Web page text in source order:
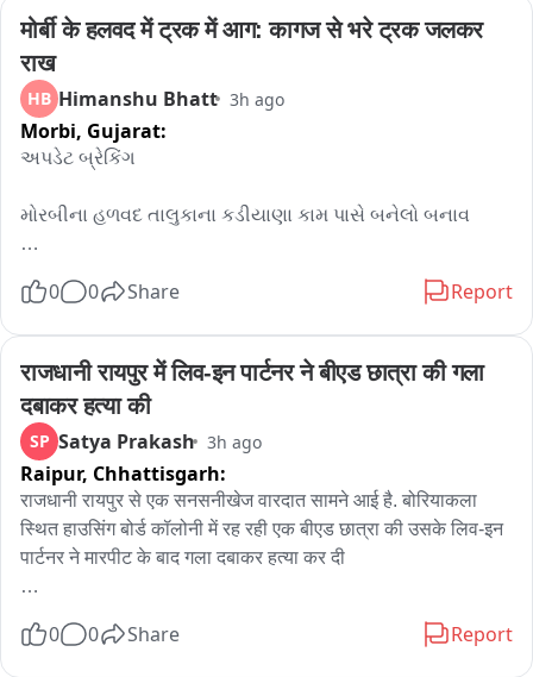
खाद्य सुरक्षा कानून का गंभीर हनन माना गया है。
एफडीए ने सभी उत्पादकों, प्रोसेसिंग इकाइयों, थोक एवं खुदरा विक्रेताओं,
परिवहनकर्ताओं, गोदाम संचालकों, वितरकों, होटल, रेस्तरां, कैटरर्स, क्लाउड
किचन तथा अन्य फूड बिजनेस ऑपरेटर्स को इस आदेश का पालन करने के
निर्देश दिए हैं। राज्यभर में विशेष जांच अभियान चलाया जाएगा और
आवश्यकता पड़ने पर उत्पाद जब्त कर नष्ट किए जाएंगे।
आदेश का उल्लंघन करने वालों के खिलाफ खाद्य सुरक्षा एवं मानक अधिनियम,
2006 के तहत माल जब्त करने, उत्पाद नष्ट करने, आर्थिक दंड, लाइसेंस
खाद्य सुरक्षा आयुक्त तुकाराम मुंडे ने कहा कि महाराष्ट्र के प्रत्येक नागरिक
मुनाफाखोरी करने वालों को किसी भी कीमत पर बख्शा नहीं जाएगा। वहीं
ईमानदार उद्योगों को संरक्षण देते हुए मिलावटी और असुरक्षित खाद्य पदार्थों के
खिलाफ जीरो टॉलरेंस की नीति अपनाई जाएगी। सुरक्षित भोजन सुनिश्चित
करना केवल कानून लागू करना नहीं, बल्कि समाज के प्रति सरकार की
नैतिक और संवैधानिक जिम्मेदारी भी है।
मोर्बी के हलवद में ट्रक में आग: कागज से भरे ट्रक जलकर
राख
HB Himanshu Bhatt 3h ago
Morbi, Gujarat:
અપડેટ બ્રેકિંગ
મોરબીના હળવદ તાલુકાના કડીયાણા કામ પાસે બનેલો બનાવ
કાબુમાં આવી નથી
પેપરનો જથ્થો ભરીને જતા 트્રકમાં લાગી હતી વહેલી સવારે
આગ
સવારે સાડા સાત વાગ્યાથી આગ ને કાબુમાં લેવા માટે બે ફાયર
ફાયરટર કરી રહ્યા છીંયા પાણીનો મારો
હજુ પણ ટ્રકમાં લાગેલી આગ સો ટકા કાબુમાં આવી નથી, પાણીનો
મારો ચાલુ
સંપૂર્ણ બળીને ખાખ
0 0 Share Report
राजधानी रायपुर में लिव-इन पार्टनर ने बीएड छात्रा की गला
दबाकर हत्या की
SP Satya Prakash 3h ago
Raipur, Chhattisgarh:
राजधानी रायपुर से एक सनसनीखेज वारदात सामने आई है. बोरियाकला
स्थित हाउसिंग बोर्ड कॉलोनी में रह रही एक बीएड छात्रा की उसके लिव-इन
पार्टनर ने मारपीट के बाद गला दबाकर हत्या कर दी
पहुंचा, यहां डॉक्टरों ने उसे मृत घोषित कर दिया. युवती की मौत की पुष्टि होते
0 0 Share Report